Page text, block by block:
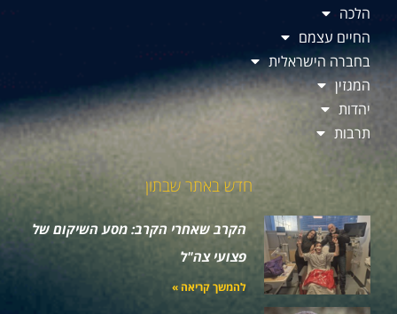
הלכה
החיים עצמם
בחברה הישראלית
המגזין
יהדות
תרבות
חדש באתר שבתון
הקרב שאחרי הקרב: מסע השיקום של
פצועי צה"ל
להמשך קריאה »